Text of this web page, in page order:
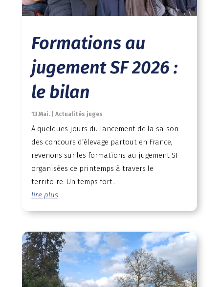
Formations au
jugement SF 2026 :
le bilan
13.Mai. Actualités juges
À quelques jours du lancement de la saison
des concours d’élevage partout en France,
revenons sur les formations au jugement SF
organisées ce printemps à travers le
territoire. Un temps fort...
lire plus